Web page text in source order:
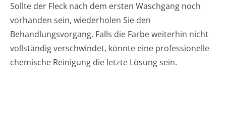
Sollte der Fleck nach dem ersten Waschgang noch
vorhanden sein, wiederholen Sie den
Behandlungsvorgang. Falls die Farbe weiterhin nicht
vollständig verschwindet, könnte eine professionelle
chemische Reinigung die letzte Lösung sein.